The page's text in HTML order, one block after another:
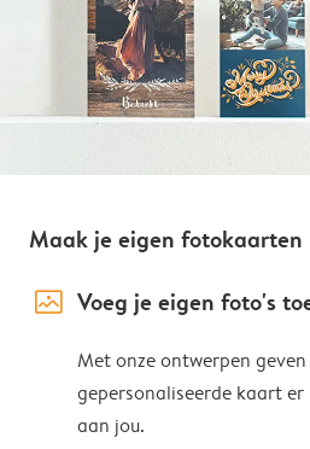
Maak je eigen fotokaarten
image_placeholder Voeg je eigen foto's
Met onze ontwerpen
gepersonaliseerde kaart
aan jou.